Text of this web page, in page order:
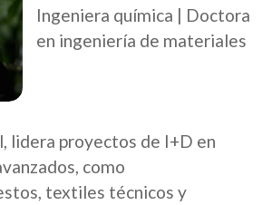
Ingeniera química | Doctora
en ingeniería de materiales
lidera proyectos de I+D en
como
textiles técnicos y